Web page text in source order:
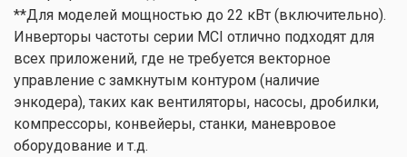
**Для моделей мощностью до 22 кВт (включительно).
Инверторы частоты серии MCI отлично подходят для
всех приложений, где не требуется векторное
управление с замкнутым контуром (наличие
энкодера), таких как вентиляторы, насосы, дробилки,
компрессоры, конвейеры, станки, маневровое
оборудование и т.д.